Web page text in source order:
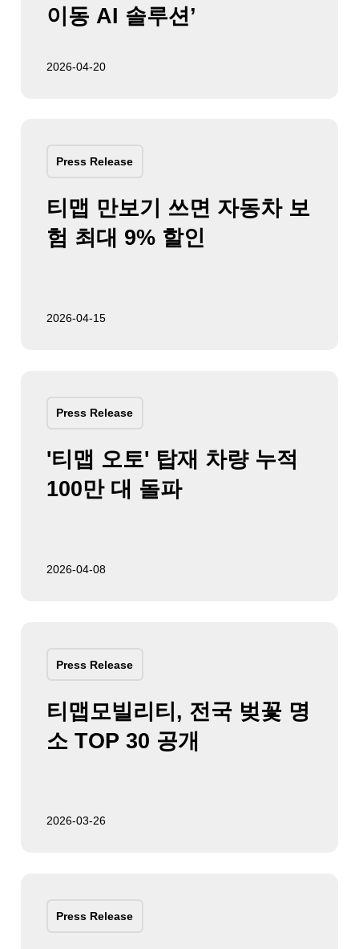
이동 AI 솔루션’
2026-04-20
Press Release
티맵 만보기 쓰면 자동차 보
험 최대 9% 할인
2026-04-15
Press Release
'티맵 오토' 탑재 차량 누적
100만 대 돌파
2026-04-08
Press Release
티맵모빌리티, 전국 벚꽃 명
소 TOP 30 공개
2026-03-26
Press Release